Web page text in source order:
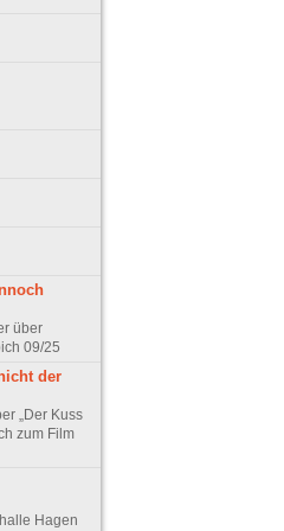
über
09/25
der
„Der Kuss
zum Film
Hagen